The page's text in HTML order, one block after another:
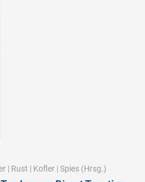
| Rust | Kofler | Spies (Hrsg.)